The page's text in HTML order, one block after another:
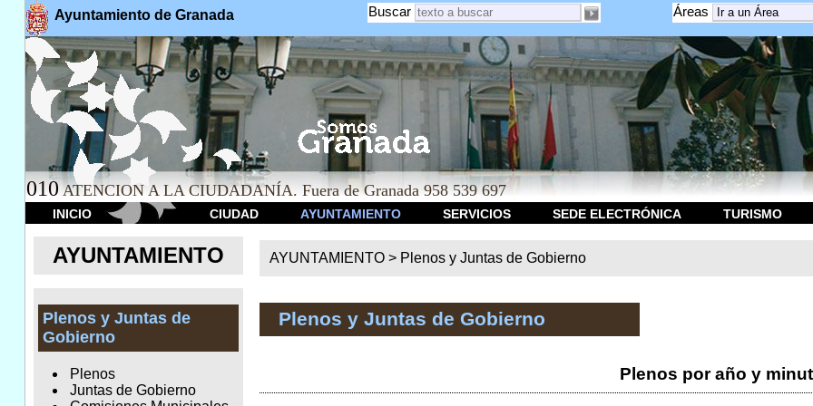
Ayuntamiento de Granada Áreas
Buscar
010 ATENCION A LA CIUDADANÍA. Fuera de Granada 958 539 697
INICIO CIUDAD AYUNTAMIENTO SERVICIOS SEDE ELECTRÓNICA TURISMO
AYUNTAMIENTO
Plenos y Juntas de
Gobierno
Plenos
Juntas de Gobierno
AYUNTAMIENTO > Plenos y Juntas de Gobierno
Plenos y Juntas de Gobierno
Plenos por año y